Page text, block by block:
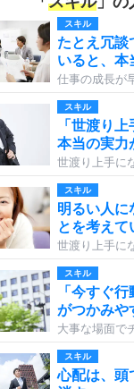
スキル
たとえ冗談
いると、本
仕事の成長が
スキル
「世渡り
本当の実力
世渡り上手に
スキル
明るい人に
とを考えて
世渡り上手に
スキル
「今すぐ
がつかみや
大事な場面で
スキル
心配は、頭